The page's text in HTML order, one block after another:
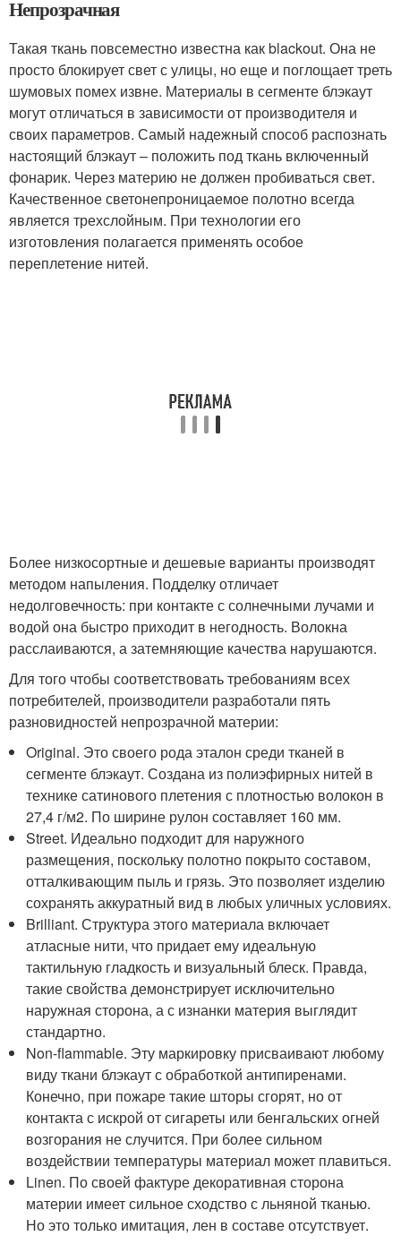
Непрозрачная
Такая ткань повсеместно известна как blackout. Она не
просто блокирует свет с улицы, но еще и поглощает треть
шумовых помех извне. Материалы в сегменте блэкаут
могут отличаться в зависимости от производителя и
своих параметров. Самый надежный способ распознать
настоящий блэкаут – положить под ткань включенный
фонарик. Через материю не должен пробиваться свет.
Качественное светонепроницаемое полотно всегда
является трехслойным. При технологии его
изготовления полагается применять особое
переплетение нитей.
Более низкосортные и дешевые варианты производят
методом напыления. Подделку отличает
недолговечность: при контакте с солнечными лучами и
водой она быстро приходит в негодность. Волокна
расслаиваются, а затемняющие качества нарушаются.
Для того чтобы соответствовать требованиям всех
потребителей, производители разработали пять
разновидностей непрозрачной материи:
Original. Это своего рода эталон среди тканей в
сегменте блэкаут. Создана из полиэфирных нитей в
технике сатинового плетения с плотностью волокон в
27,4 г/м2. По ширине рулон составляет 160 мм.
Street. Идеально подходит для наружного
размещения, поскольку полотно покрыто составом,
отталкивающим пыль и грязь. Это позволяет изделию
сохранять аккуратный вид в любых уличных условиях.
Brilliant. Структура этого материала включает
атласные нити, что придает ему идеальную
тактильную гладкость и визуальный блеск. Правда,
такие свойства демонстрирует исключительно
наружная сторона, а с изнанки материя выглядит
стандартно.
Non-flammable. Эту маркировку присваивают любому
виду ткани блэкаут с обработкой антипиренами.
Конечно, при пожаре такие шторы сгорят, но от
контакта с искрой от сигареты или бенгальских огней
возгорания не случится. При более сильном
воздействии температуры материал может плавиться.
Linen. По своей фактуре декоративная сторона
материи имеет сильное сходство с льняной тканью.
Но это только имитация, лен в составе отсутствует.